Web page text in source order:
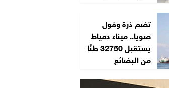
تضم ذرة وفول
صويا.. ميناء دمياط
يستقبل 32750 طنًا
من البضائع